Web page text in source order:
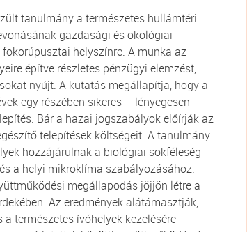
tanulmány a természetes hullámtéri
gazdasági és ökológiai
helyszínre. A munka az
építve részletes pénzügyi elemzést,
nyújt. A kutatás megállapítja, hogy a
egy részében sikeres – lényegesen
Bár a hazai jogszabályok előírják az
telepítések költségeit. A tanulmány
hozzájárulnak a biológiai sokféleség
a helyi mikroklíma szabályozásához.
megállapodás jöjjön létre a
Az eredmények alátámasztják,
természetes ívóhelyek kezelésére